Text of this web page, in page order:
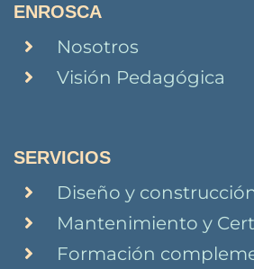
ENROSCA
Nosotros
Visión Pedagógica
SERVICIOS
Diseño y
Mantenimiento y
Formación